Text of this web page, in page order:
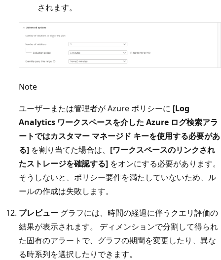
されます。
Note
ユーザーまたは管理者が Azure ポリシーに [Log
Analytics ワークスペースを介した Azure ログ検索アラ
ートではカスタマー マネージド キーを使用する必要があ
る] を割り当てた場合は、 [ワークスペースのリンクされ
たストレージを確認する] をオンにする必要があります。
そうしないと、ポリシー要件を満たしていないため、ル
ールの作成は失敗します。
プレビュー グラフには、時間の経過に伴うクエリ評価の
結果が表示されます。 ディメンションで分割して得られ
た固有のアラートで、グラフの期間を変更したり、異な
る時系列を選択したりできます。